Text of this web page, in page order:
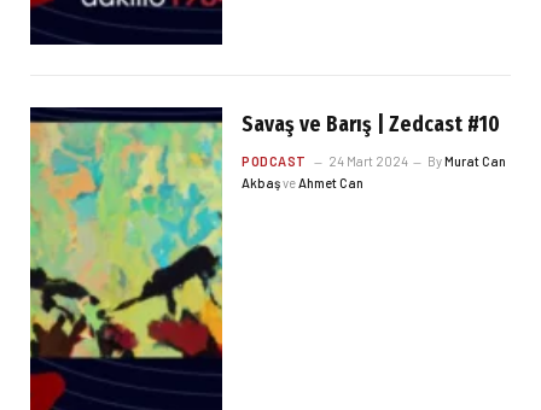
Savaş ve Barış | Zedcast #10
PODCAST 24 Mart 2024 ByMurat Can
AkbaşveAhmet Can